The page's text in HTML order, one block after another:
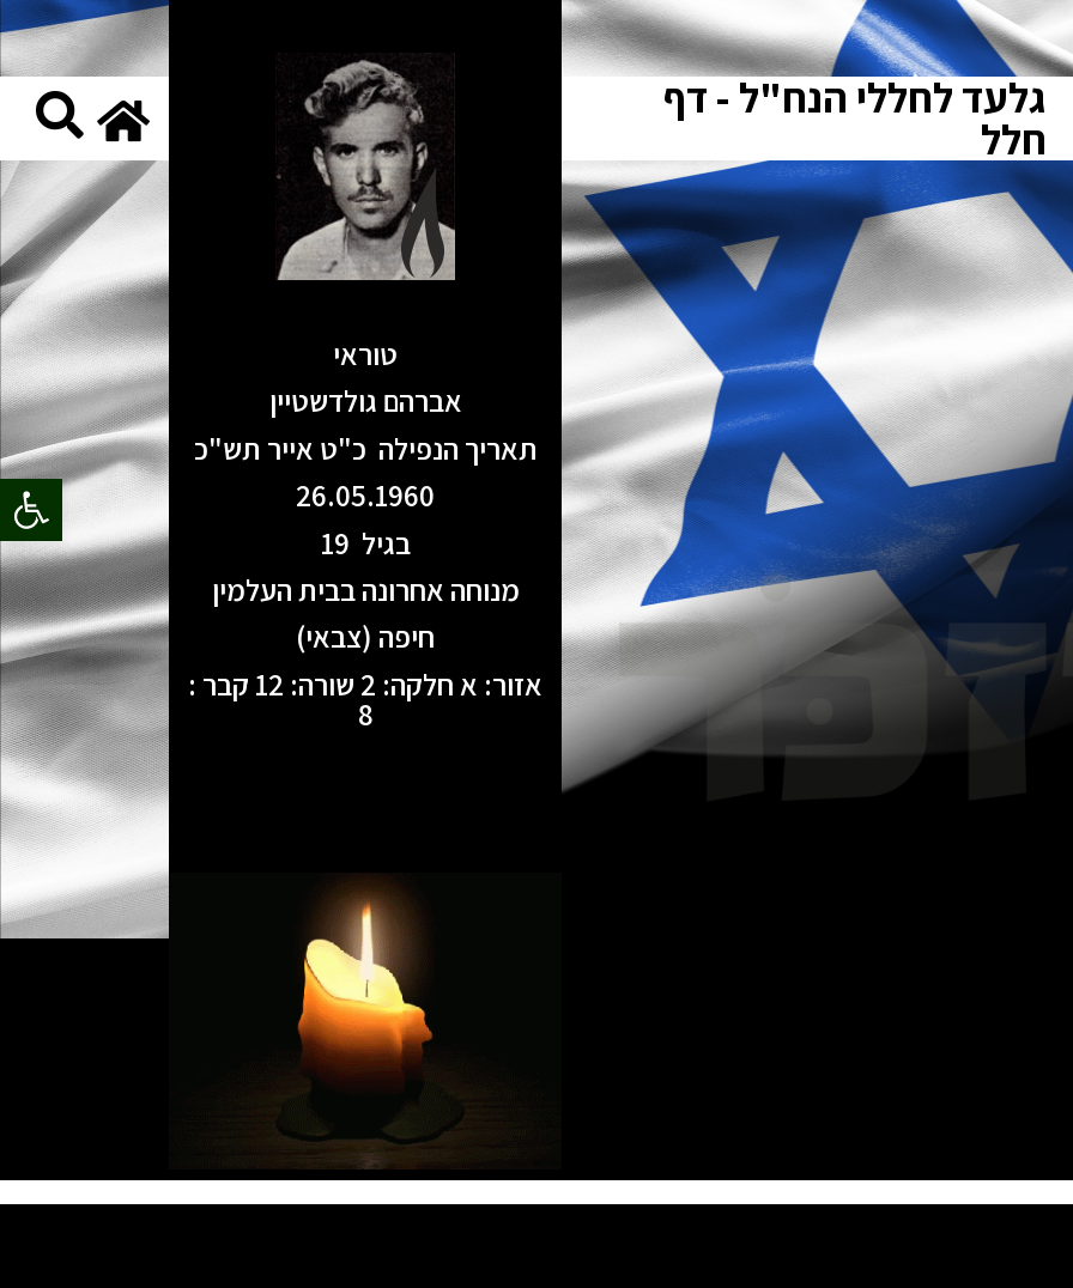
פתח
גלעד לחללי הנח"ל - דף
חלל
טוראי
אברהם גולדשטיין
תאריך הנפילה כ"ט אייר תש"כ
26.05.1960
בגיל 19
מנוחה אחרונה בבית העלמין
חיפה (צבאי)
אזור: א חלקה: 2 שורה: 12 קבר :
8